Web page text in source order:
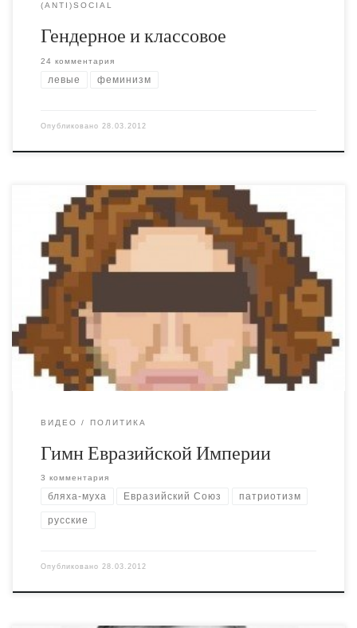
(ANTI)SOCIAL
Гендерное и классовое
24 комментария
левые феминизм
Опубликовано 28.03.2012
Концентрат пошлости, мерзости и гнуси. Особенно
умиляет то, что этот ролик явно сделан за бюджетные
деньги. В нём прекрасно отображена оборотная
сторона “традиционных ценностей”. Вам не нравится
порнография и извращения, пропагандируемые
леваками? Тогда вы будете жрать вот это, дорогие
любители морали. Консервативная революция как она
есть, идеология “новых правых” в […]
ВИДЕО ПОЛИТИКА
Гимн Евразийской Империи
3 комментария
бляха-муха Евразийский Союз патриотизм
русские
Опубликовано 28.03.2012